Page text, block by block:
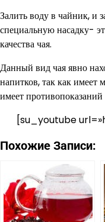
Залить воду в чайник, и
специальную насадку-
качества чая.
Данный вид чая явно
напитков, так как имеет
имеет
[su_youtube
Похожие Записи: